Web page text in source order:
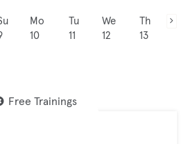
Mo
10
Tu
11
We
12
Th
13
Free Trainings